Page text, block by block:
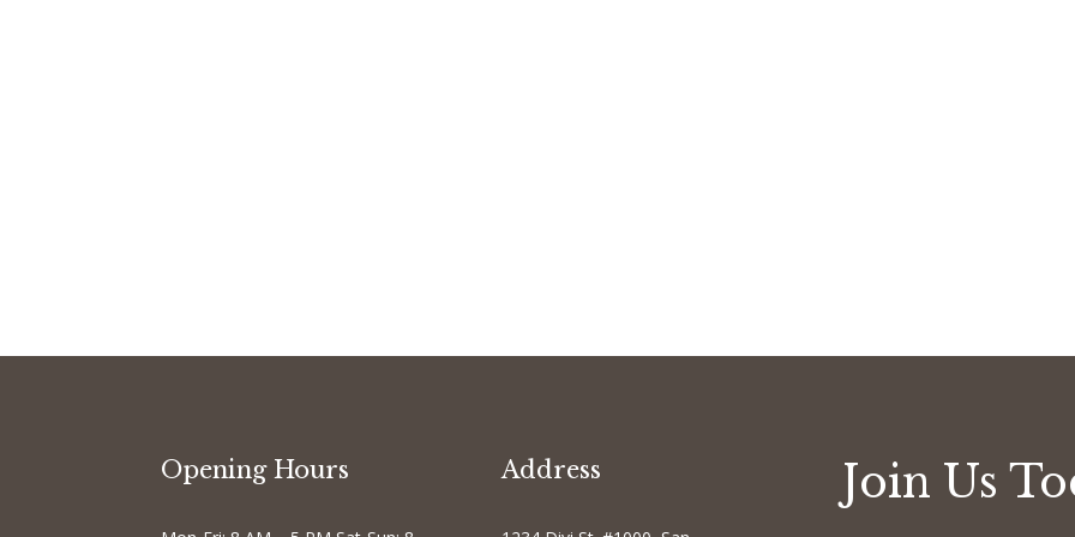
Opening Hours Address Join Us